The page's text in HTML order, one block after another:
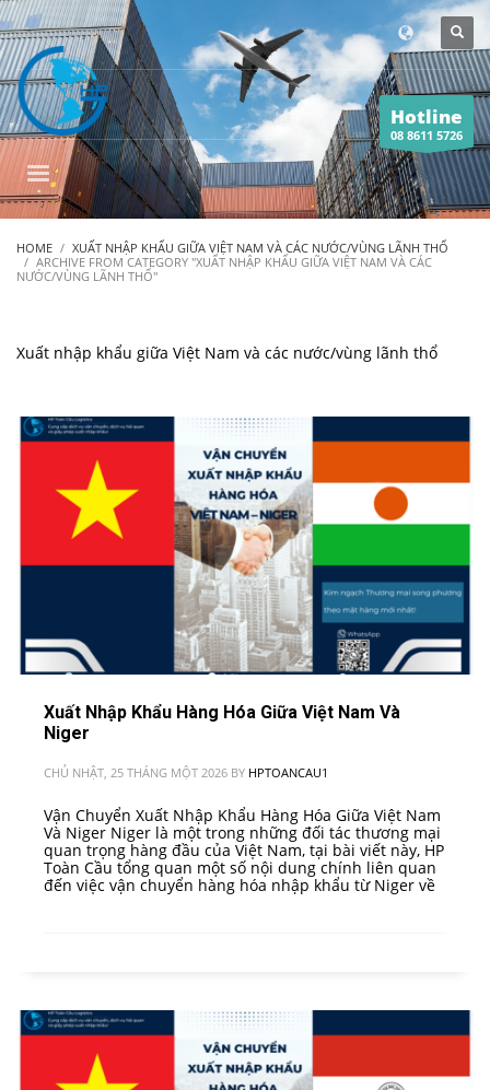
Hotline
08 8611 5726
HOME
XUẤT NHẬP KHẨU GIỮA VIỆT NAM VÀ CÁC NƯỚC/VÙNG LÃNH THỔ
ARCHIVE FROM CATEGORY "XUẤT NHẬP KHẨU GIỮA VIỆT NAM VÀ CÁC
NƯỚC/VÙNG LÃNH THỔ"
Xuất nhập khẩu giữa Việt Nam và các nước/vùng lãnh thổ
Xuất Nhập Khẩu Hàng Hóa Giữa Việt Nam Và
Niger
CHỦ NHẬT, 25 THÁNG MỘT 2026 BY HPTOANCAU1
Vận Chuyển Xuất Nhập Khẩu Hàng Hóa Giữa Việt Nam
Và Niger Niger là một trong những đối tác thương mại
quan trọng hàng đầu của Việt Nam, tại bài viết này, HP
Toàn Cầu tổng quan một số nội dung chính liên quan
đến việc vận chuyển hàng hóa nhập khẩu từ Niger về